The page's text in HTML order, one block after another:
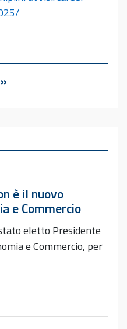
è il nuovo
e Commercio
eletto Presidente
e Commercio, per